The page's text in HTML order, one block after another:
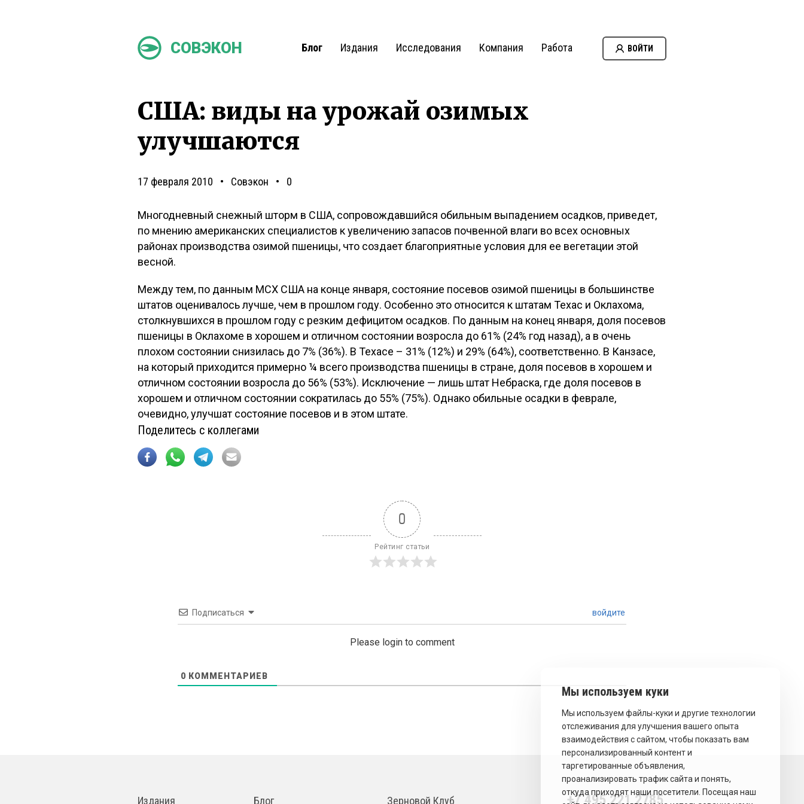
СОВЭКОН Блог Издания Исследования Компания Работа ВОЙТИ
США: виды на урожай озимых
улучшаются
17 февраля 2010 Совэкон 0
Многодневный снежный шторм в США, сопровождавшийся обильным выпадением осадков, приведет,
по мнению американских специалистов к увеличению запасов почвенной влаги во всех основных
районах производства озимой пшеницы, что создает благоприятные условия для ее вегетации этой
весной.
Между тем, по данным МСХ США на конце января, состояние посевов озимой пшеницы в большинстве
штатов оценивалось лучше, чем в прошлом году. Особенно это относится к штатам Техас и Оклахома,
столкнувшихся в прошлом году с резким дефицитом осадков. По данным на конец января, доля посевов
пшеницы в Оклахоме в хорошем и отличном состоянии возросла до 61% (24% год назад), а в очень
плохом состоянии снизилась до 7% (36%). В Техасе – 31% (12%) и 29% (64%), соответственно. В Канзасе,
на который приходится примерно ¼ всего производства пшеницы в стране, доля посевов в хорошем и
отличном состоянии возросла до 56% (53%). Исключение — лишь штат Небраска, где доля посевов в
хорошем и отличном состоянии сократилась до 55% (75%). Однако обильные осадки в феврале,
очевидно, улучшат состояние посевов и в этом штате.
Поделитесь с коллегами
0
Рейтинг статьи
Подписаться войдите
Please login to comment
0 КОММЕНТАРИЕВ
Издания Блог Зерновой Клуб +7 495 221 2785